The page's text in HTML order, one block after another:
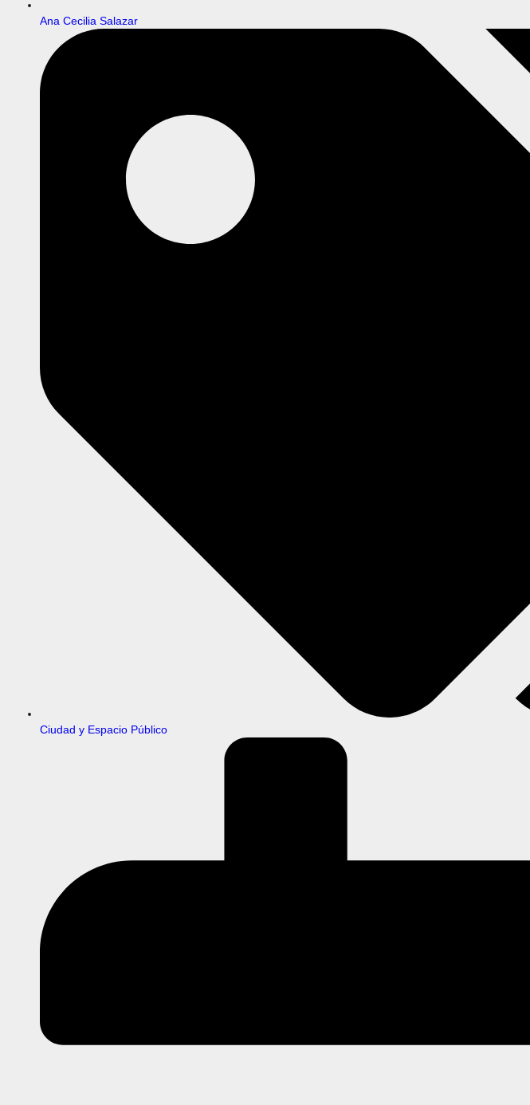
Ana Cecilia Salazar
Ciudad y Espacio Público